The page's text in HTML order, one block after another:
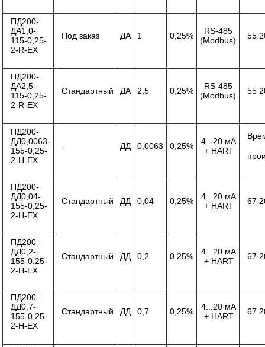
ПД200-
ДА1,0-
115-0,25-
2-R-ЕХ
Под заказ ДА 1 0,25%
RS-485
(Modbus)
55
ПД200-
ДА2,5-
115-0,25-
2-R-ЕХ
Стандартный ДА 2,5 0,25%
RS-485
(Modbus)
55
ПД200-
ДД0,0063-
155-0,25-
2-Н-ЕХ
- ДД 0,0063 0,25%
4...20 мА
+ HART
ПД200-
ДД0,04-
155-0,25-
2-Н-ЕХ
Стандартный ДД 0,04 0,25%
4...20 мА
+ HART
67
ПД200-
ДД0,2-
155-0,25-
2-Н-ЕХ
Стандартный ДД 0,2 0,25%
4...20 мА
+ HART
67
ПД200-
ДД0,7-
155-0,25-
2-Н-ЕХ
Стандартный ДД 0,7 0,25%
4...20 мА
+ HART
67